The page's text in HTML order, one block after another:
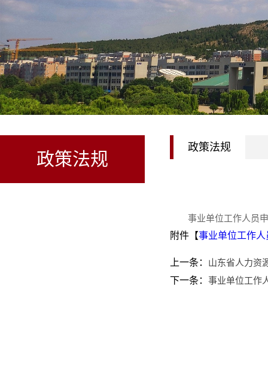
政策法规
政策法规
事业单位工作人员
附件【事业单位工作
上一条： 山东省人力资
下一条： 事业单位工作